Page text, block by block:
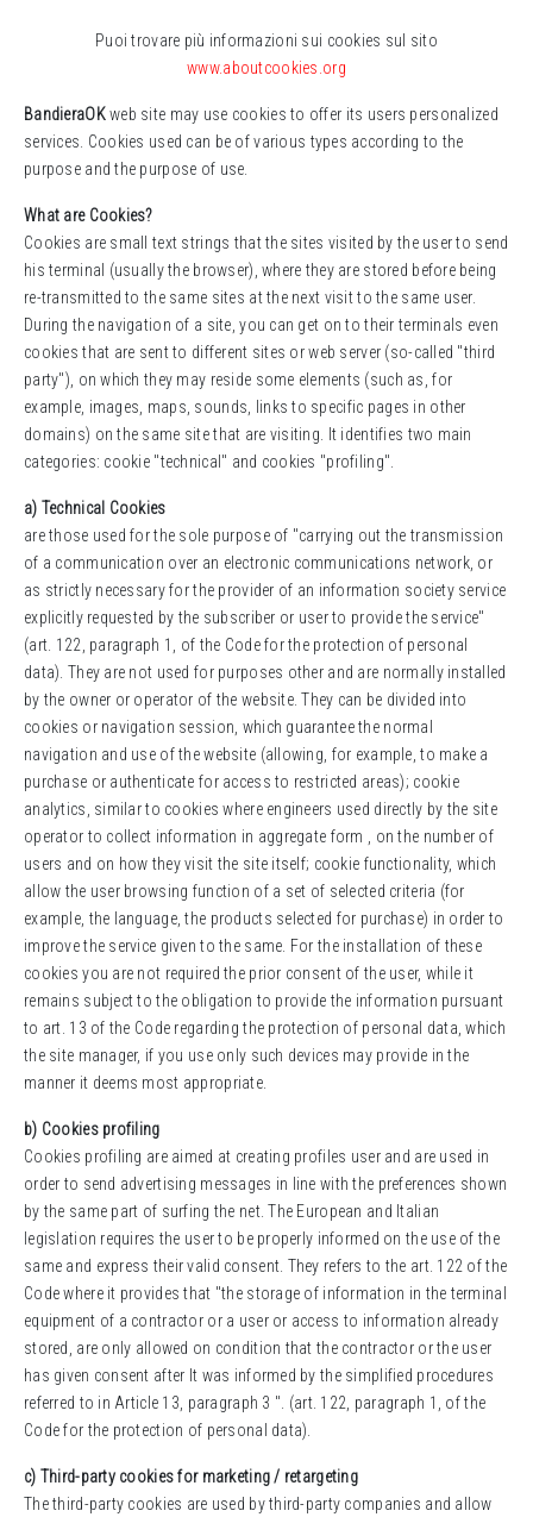
Puoi trovare più informazioni sui cookies sul sito
www.aboutcookies.org
BandieraOKweb site may use cookiesto offer its users personalized
services Cookies used can be of various types according to the
purpose and the purpose of use
What are Cookies?
Cookies are small text strings that the sites visited by the user to send
his terminal (usually the browser), where they are stored before being
re-transmitted to the same sites at the next visit to the same user.
During the navigation of a site, you can get on to their terminals even
cookies that are sent to different sites or web server (so-called "third
party"), on which they may reside some elements (such as, for
example, images, maps, sounds, links to specific pages in other
domains) on the same site that are visiting. It identifies two main
categories: cookie "technical" and cookies "profiling".
a) Technical Cookies
are those used for the sole purpose of "carrying out the transmission
of a communication over an electronic communications network, or
as strictly necessary for the provider of an information society service
explicitly requested by the subscriber or user to provide the service"
(art. 122, paragraph 1, of the Code for the protection of personal
data). They are not used for purposes other and are normally installed
by the owner or operator of the website. They can be divided into
cookies or navigation session, which guarantee the normal
navigation and use of the website (allowing, for example, to make a
purchase or authenticate for access to restricted areas); cookie
analytics, similar to cookies where engineers used directly by the site
operator to collect information in aggregate form , on the number of
users and on how they visit the site itself; cookie functionality, which
allow the user browsing function of a set of selected criteria (for
example, the language, the products selected for purchase) in order to
improve the service given to the same. For the installation of these
cookies you are not required the prior consent of the user, while it
remains subject to the obligation to provide the information pursuant
to art. 13 of the Code regarding the protection of personal data, which
the site manager, if you use only such devices may provide in the
manner it deems most appropriate.
b) Cookies profiling
Cookies profiling are aimed at creating profiles user and are used in
order to send advertising messages in line with the preferences shown
by the same part of surfing the net. The European and Italian
legislation requires the user to be properly informed on the use of the
same and express their valid consent. They refers to the art. 122 of the
Code where it provides that "the storage of information in the terminal
equipment of a contractor or a user or access to information already
stored, are only allowed on condition that the contractor or the user
has given consent after It was informed by the simplified procedures
referred to in Article 13, paragraph 3 ". (art. 122, paragraph 1, of the
Code for the protection of personal data).
c) Third-party cookies for marketing / retargeting
The third-party cookies are used by third-party companies and allow